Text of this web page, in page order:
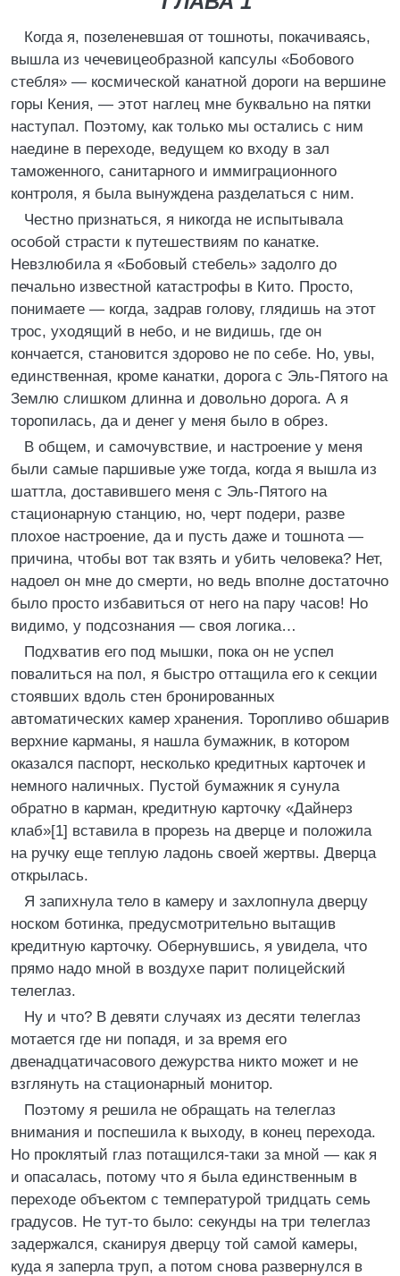
Когда я, позеленевшая от тошноты, покачиваясь,
вышла из чечевицеобразной капсулы «Бобового
стебля» — космической канатной дороги на вершине
горы Кения, — этот наглец мне буквально на пятки
наступал. Поэтому, как только мы остались с ним
наедине в переходе, ведущем ко входу в зал
таможенного, санитарного и иммиграционного
контроля, я была вынуждена разделаться с ним.
Честно признаться, я никогда не испытывала
особой страсти к путешествиям по канатке.
Невзлюбила я «Бобовый стебель» задолго до
печально известной катастрофы в Кито. Просто,
понимаете — когда, задрав голову, глядишь на этот
трос, уходящий в небо, и не видишь, где он
кончается, становится здорово не по себе. Но, увы,
единственная, кроме канатки, дорога с Эль-Пятого на
Землю слишком длинна и довольно дорога. А я
торопилась, да и денег у меня было в обрез.
В общем, и самочувствие, и настроение у меня
были самые паршивые уже тогда, когда я вышла из
шаттла, доставившего меня с Эль-Пятого на
стационарную станцию, но, черт подери, разве
плохое настроение, да и пусть даже и тошнота —
причина, чтобы вот так взять и убить человека? Нет,
надоел он мне до смерти, но ведь вполне достаточно
было просто избавиться от него на пару часов! Но
видимо, у подсознания — своя логика…
Подхватив его под мышки, пока он не успел
повалиться на пол, я быстро оттащила его к секции
стоявших вдоль стен бронированных
автоматических камер хранения. Торопливо обшарив
верхние карманы, я нашла бумажник, в котором
оказался паспорт, несколько кредитных карточек и
немного наличных. Пустой бумажник я сунула
обратно в карман, кредитную карточку «Дайнерз
клаб»[1] вставила в прорезь на дверце и положила
на ручку еще теплую ладонь своей жертвы. Дверца
открылась.
Я запихнула тело в камеру и захлопнула дверцу
носком ботинка, предусмотрительно вытащив
кредитную карточку. Обернувшись, я увидела, что
прямо надо мной в воздухе парит полицейский
телеглаз.
Ну и что? В девяти случаях из десяти телеглаз
мотается где ни попадя, и за время его
двенадцатичасового дежурства никто может и не
взглянуть на стационарный монитор.
Поэтому я решила не обращать на телеглаз
внимания и поспешила к выходу, в конец перехода.
Но проклятый глаз потащился-таки за мной — как я
и опасалась, потому что я была единственным в
переходе объектом с температурой тридцать семь
градусов. Не тут-то было: секунды на три телеглаз
задержался, сканируя дверцу той самой камеры,
куда я заперла труп, а потом снова развернулся в